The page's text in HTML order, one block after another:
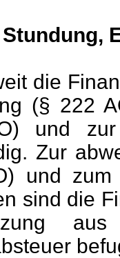
die
(§ 222
und
Zur
und
sind die